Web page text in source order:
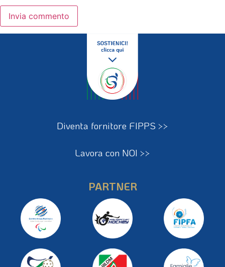
Diventa fornitore FIPPS >>
Lavora con NOI >>
PARTNER